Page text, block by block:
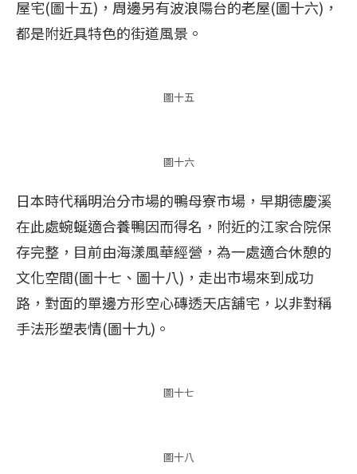
屋宅(圖十五)，周邊另有波浪陽台的老屋(圖十六)，
都是附近具特色的街道風景。
圖十五
圖十六
日本時代稱明治分市場的鴨母寮市場，早期德慶溪
在此處蜿蜒適合養鴨因而得名，附近的江家合院保
存完整，目前由海漾風華經營，為一處適合休憩的
文化空間(圖十七、圖十八)，走出市場來到成功
路，對面的單邊方形空心磚透天店舖宅，以非對稱
手法形塑表情(圖十九)。
圖十七
圖十八